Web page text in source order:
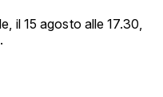
il 15 agosto alle 17.30,